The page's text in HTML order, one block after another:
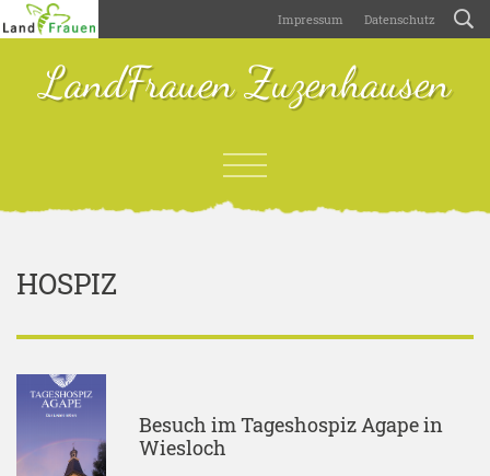
Impressum Datenschutz
LandFrauen Zuzenhausen
HOSPIZ
Besuch im Tageshospiz Agape in
Wiesloch